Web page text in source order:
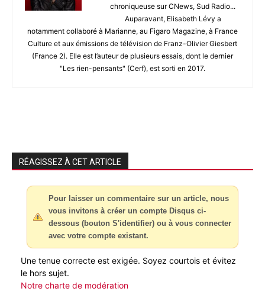
chroniqueuse sur CNews, Sud Radio...
Auparavant, Elisabeth Lévy a
notamment collaboré à Marianne, au Figaro Magazine, à France
Culture et aux émissions de télévision de Franz-Olivier Giesbert
(France 2). Elle est l’auteur de plusieurs essais, dont le dernier
"Les rien-pensants" (Cerf), est sorti en 2017.
RÉAGISSEZ À CET ARTICLE
Pour laisser un commentaire sur un article, nous
vous invitons à créer un compte Disqus ci-
dessous (bouton S'identifier) ou à vous connecter
avec votre compte existant.
Une tenue correcte est exigée. Soyez courtois et évitez
le hors sujet.
Notre charte de modération